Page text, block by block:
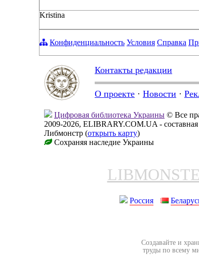
Kristina
Конфиденциальность Условия Справка
Контакты редакции
О проекте · Новости ·
Цифровая библиотека Украины © Все
2009-2026, ELIBRARY.COM.UA -
Либмонстр (открыть карту)
Сохраняя наследие Украины
Россия
Создавайте и
труды по всему